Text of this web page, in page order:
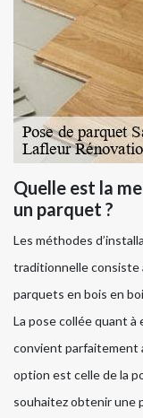
Quelle est la
un parquet ?
Les méthodes
traditionnelle consiste
parquets en bois en
La pose collée quant
convient parfaitement
option est celle de la
souhaitez obtenir une